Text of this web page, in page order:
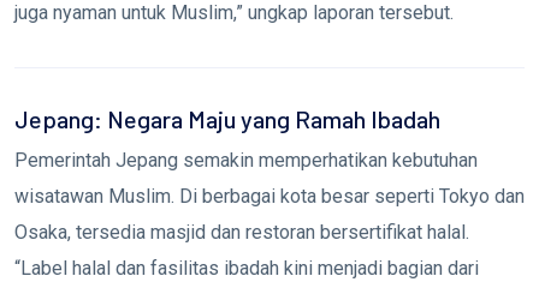
juga nyaman untuk Muslim,” ungkap laporan tersebut.
Jepang: Negara Maju yang Ramah Ibadah
Pemerintah Jepang semakin memperhatikan kebutuhan
wisatawan Muslim. Di berbagai kota besar seperti Tokyo dan
Osaka, tersedia masjid dan restoran bersertifikat halal.
“Label halal dan fasilitas ibadah kini menjadi bagian dari